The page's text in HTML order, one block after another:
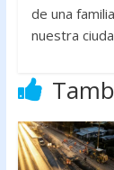
de una
nuestra